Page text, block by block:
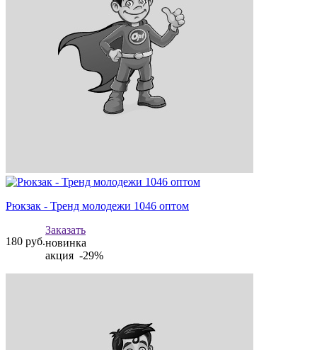
Рюкзак - Тренд молодежи 1046 оптом
180 руб.
Заказать
новинка
акция -29%